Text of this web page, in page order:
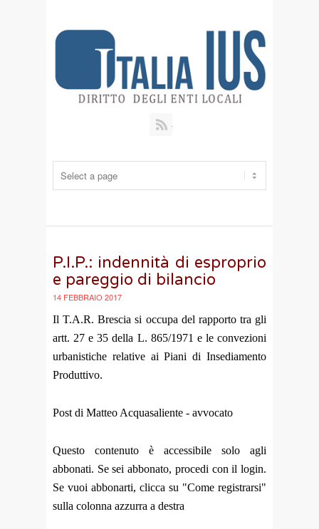
P.I.P.: indennità di esproprio
e pareggio di bilancio
14 FEBBRAIO 2017
Il T.A.R. Brescia si occupa del rapporto tra gli
artt. 27 e 35 della L. 865/1971 e le convezioni
urbanistiche relative ai Piani di Insediamento
Produttivo.
Post di Matteo Acquasaliente - avvocato
Questo contenuto è accessibile solo agli
abbonati. Se sei abbonato, procedi con il login.
Se vuoi abbonarti, clicca su "Come registrarsi"
sulla colonna azzurra a destra